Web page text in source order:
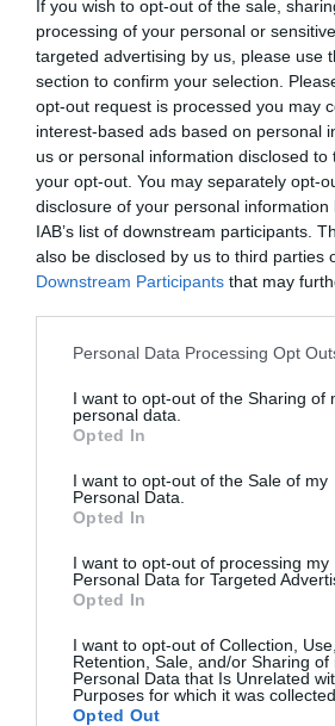
If you wish to opt-out of the sale,
processing of your personal or
targeted advertising by us, please use
section to confirm your selection.
opt-out request is processed you may
interest-based ads based on personal
us or personal information disclosed
your opt-out. You may separately opt-
disclosure of your personal
IAB’s list of downstream participants.
also be disclosed by us to third parties
Downstream Participants that may
Personal Data Processing Opt
I want to opt-out of the Sharing of
personal data.
Opted In
I want to opt-out of the Sale of my
Personal Data.
Opted In
I want to opt-out of processing my
Personal Data for Targeted
Opted In
I want to opt-out of Collection, Use,
Retention, Sale, and/or Sharing of
Personal Data that Is Unrelated
Purposes for which it was collected.
Opted Out
Political 07.08.26